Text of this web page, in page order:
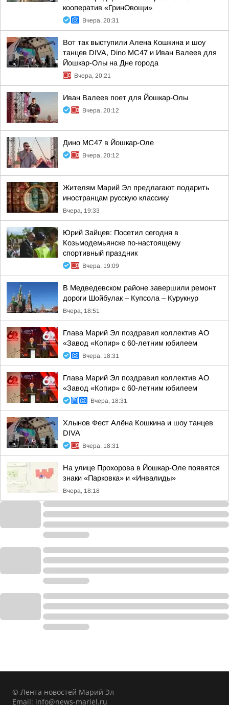
кооператив «ГринОвощи»
Вчера, 20:31
Вот так выступили Алена Кошкина и шоу
танцев DIVA, Dino MC47 и Иван Валеев для
Йошкар-Олы на Дне города
Вчера, 20:21
Иван Валеев поет для Йошкар-Олы
Вчера, 20:12
Дино МС47 в Йошкар-Оле
Вчера, 20:12
Жителям Марий Эл предлагают подарить
иностранцам русскую классику
Вчера, 19:33
Юрий Зайцев: Посетил сегодня в
Козьмодемьянске по-настоящему
спортивный праздник
Вчера, 19:09
В Медведевском районе завершили ремонт
дороги Шойбулак – Купсола – Курукнур
Вчера, 18:51
Глава Марий Эл поздравил коллектив АО
«Завод «Копир» с 60-летним юбилеем
Вчера, 18:31
Глава Марий Эл поздравил коллектив АО
«Завод «Копир» с 60-летним юбилеем
Вчера, 18:31
Хлынов Фест Алёна Кошкина и шоу танцев
DIVA
Вчера, 18:31
На улице Прохорова в Йошкар-Оле появятся
знаки «Парковка» и «Инвалиды»
Вчера, 18:18
© Лента новостей Марий Эл
Email: info@news-mariel.ru